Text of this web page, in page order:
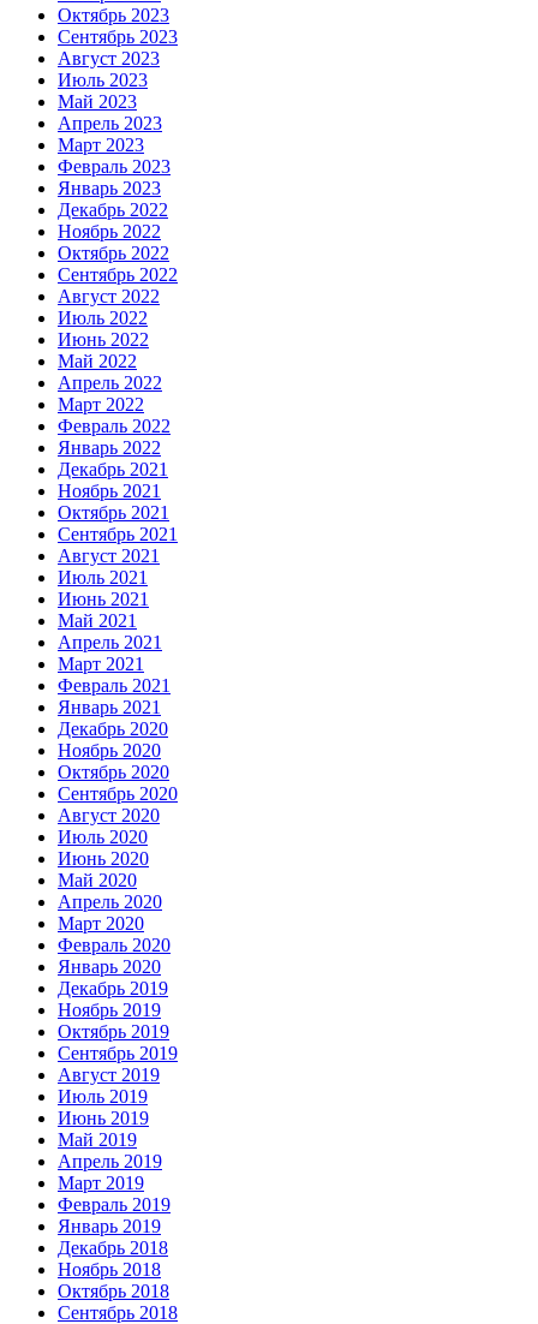
Октябрь 2023
Сентябрь 2023
Август 2023
Июль 2023
Май 2023
Апрель 2023
Март 2023
Февраль 2023
Январь 2023
Декабрь 2022
Ноябрь 2022
Октябрь 2022
Сентябрь 2022
Август 2022
Июль 2022
Июнь 2022
Май 2022
Апрель 2022
Март 2022
Февраль 2022
Январь 2022
Декабрь 2021
Ноябрь 2021
Октябрь 2021
Сентябрь 2021
Август 2021
Июль 2021
Июнь 2021
Май 2021
Апрель 2021
Март 2021
Февраль 2021
Январь 2021
Декабрь 2020
Ноябрь 2020
Октябрь 2020
Сентябрь 2020
Август 2020
Июль 2020
Июнь 2020
Май 2020
Апрель 2020
Март 2020
Февраль 2020
Январь 2020
Декабрь 2019
Ноябрь 2019
Октябрь 2019
Сентябрь 2019
Август 2019
Июль 2019
Июнь 2019
Май 2019
Апрель 2019
Март 2019
Февраль 2019
Январь 2019
Декабрь 2018
Ноябрь 2018
Октябрь 2018
Сентябрь 2018